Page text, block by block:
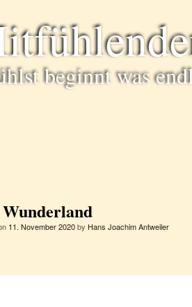
beginnt was
Wunderland
11. November 2020by Hans Joachim Antweiler